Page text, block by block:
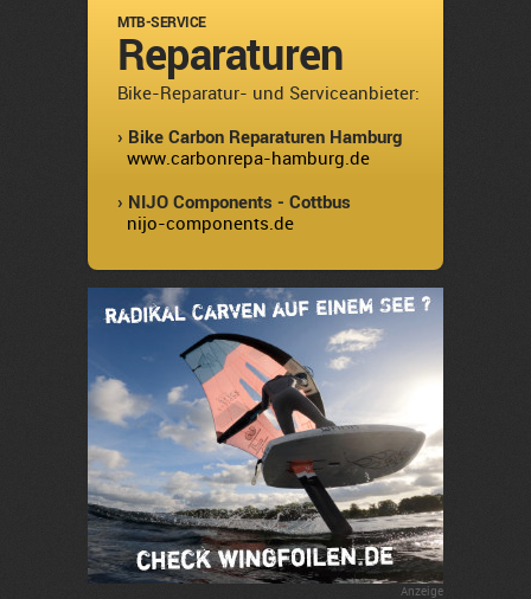
MTB-SERVICE
Reparaturen
Bike-Reparatur- und Serviceanbieter:
› Bike Carbon Reparaturen Hamburg
www.carbonrepa-hamburg.de
› NIJO Components - Cottbus
nijo-components.de
Anzeige